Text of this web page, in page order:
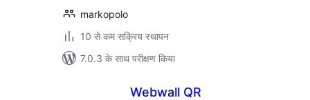
markopolo
10 से कम सक्रिय स्थापन
7.0.3 के साथ परीक्षण किया
Webwall QR